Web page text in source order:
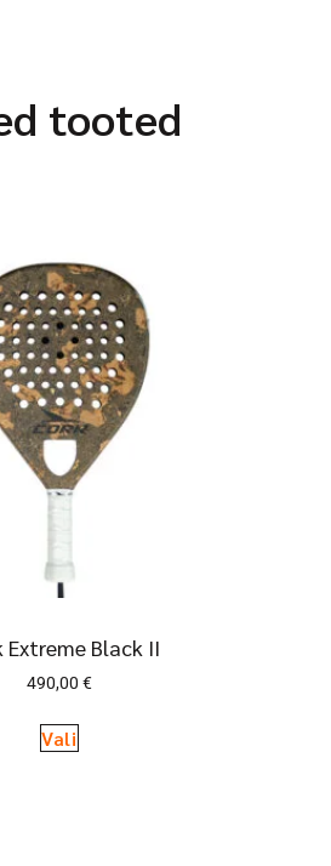
tooted
Extreme Black II
490,00 €
Vali